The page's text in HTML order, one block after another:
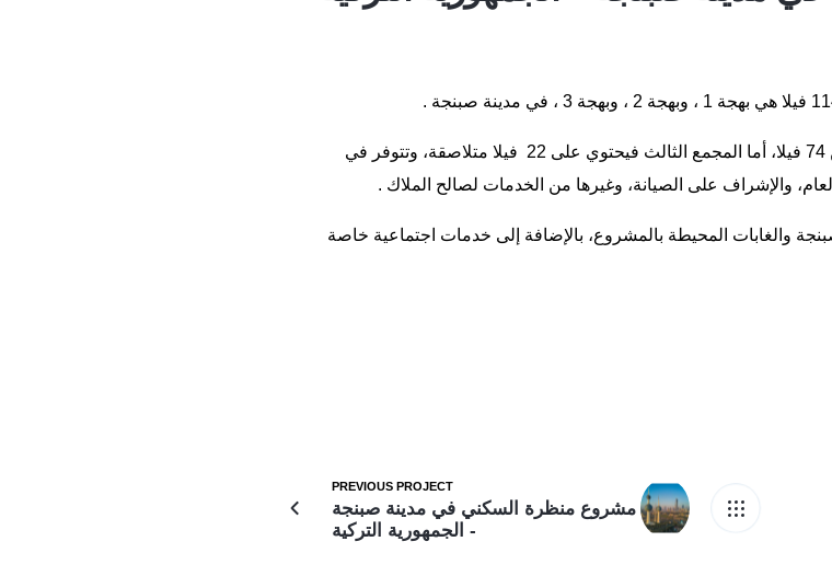
والمجمع الأول يتكون من 18 فيلا كبيرة، والثاني من 74 فيلا، أما المجمع الثالث فيحتوي على 22 فيلا متلاصقة، وتتوفر في
والإشراف على الصيانة، وغيرها من الخدمات لصالح الملاك .
والغابات المحيطة بالمشروع، بالإضافة إلى خدمات اجتماعية خاصة
PREVIOUS PROJECT
مشروع منظرة السكني في مدينة صبنجة
- الجمهورية التركية